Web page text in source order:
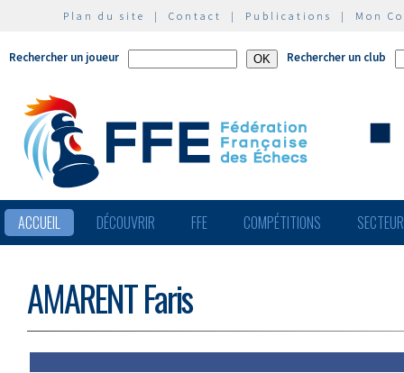
Plan du site | Contact | Publications | Mon
Rechercher un joueur Rechercher un club
ACCUEIL DÉCOUVRIR FFE COMPÉTITIONS
AMARENT Faris